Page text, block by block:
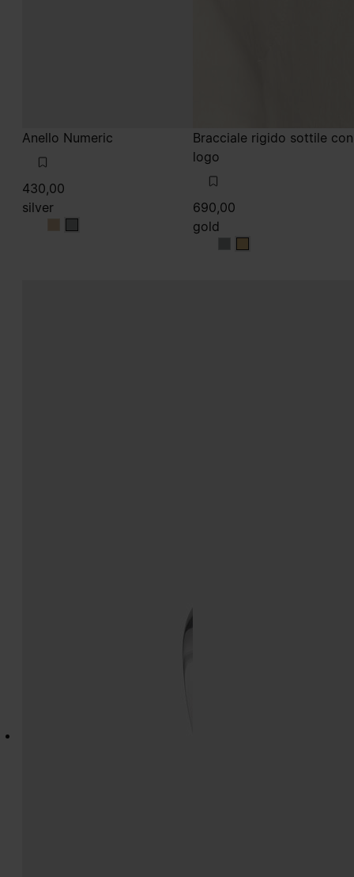
Anello Numeric
430,00
silver
silversilver
Bracciale rigido sottile con
logo
690,00
gold
goldgold